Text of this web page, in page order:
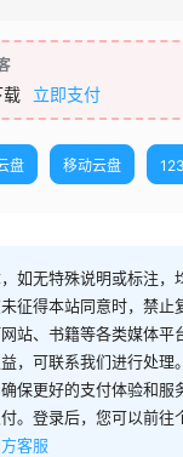
载 立即支付
盘 移动云盘
如无特殊说明或标注，
征得本站同意时，禁止
站、书籍等各类媒体平
，可联系我们进行处理
保更好的支付体验和服
。登录后，您可以前往
客服